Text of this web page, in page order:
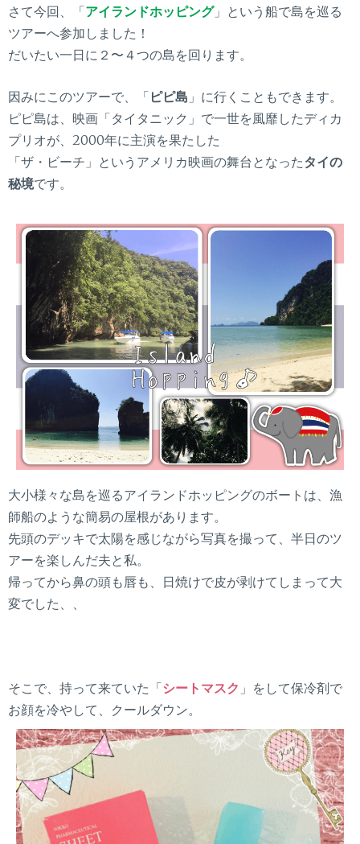
さて今回、「アイランドホッピング」という船で島を巡る
ツアーへ参加しました！
だいたい一日に２〜４つの島を回ります。
因みにこのツアーで、「 ピピ島 」に行くこともできます。
ピピ島は、映画「タイタニック」で一世を風靡したディカ
プリオが、2000年に主演を果たした
「ザ・ビーチ」というアメリカ映画の舞台となったタイの
秘境です。
大小様々な島を巡るアイランドホッピングのボートは、漁
師船のような簡易の屋根があります。
先頭のデッキで太陽を感じながら写真を撮って、半日のツ
アーを楽しんだ夫と私。
帰ってから鼻の頭も唇も、日焼けで皮が剥けてしまって大
変でした、、
そこで、持って来ていた「シートマスク 」をして保冷剤で
お顔を冷やして、クールダウン。